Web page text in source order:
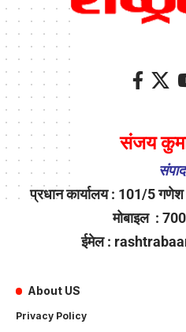
संजय
प्रधान कार्यालय : 101/5
मोबाइल :
ईमेल :
About US
Privacy Policy